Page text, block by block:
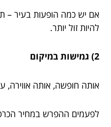
אם יש כמה הופעות בעיר –
להיות זול יותר.
2) גמישות במיקום
אותה חופשה, אותה
לפעמים ההפרש במחיר